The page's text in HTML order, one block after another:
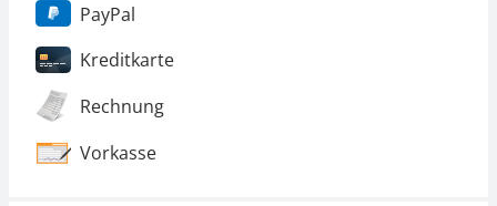
PayPal
Kreditkarte
Rechnung
Vorkasse